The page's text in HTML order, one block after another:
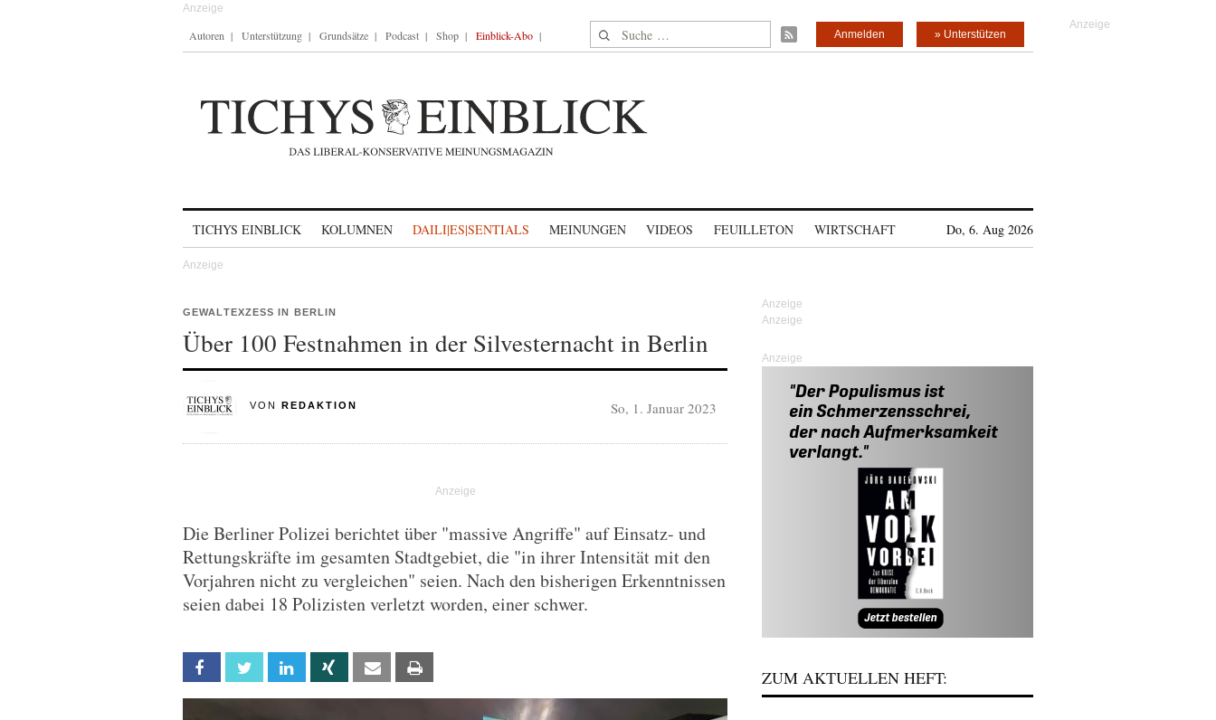
Autoren Unterstützung Grundsätze Podcast Shop Einblick-Abo Suche nach: » Unterstützen
Anmelden
TICHYS EINBLICK KOLUMNEN DAILI|ES|SENTIALS MEINUNGEN VIDEOS FEUILLETON WIRTSCHAFT Do, 6. Aug 2026
GEWALTEXZESS IN BERLIN
Über 100 Festnahmen in der Silvesternacht in Berlin
VON REDAKTION So, 1. Januar 2023
Die Berliner Polizei berichtet über "massive Angriffe" auf Einsatz- und
Rettungskräfte im gesamten Stadtgebiet, die "in ihrer Intensität mit den
Vorjahren nicht zu vergleichen" seien. Nach den bisherigen Erkenntnissen
seien dabei 18 Polizisten verletzt worden, einer schwer.
Facebook Twitter Linkedin Xing Email
Anzeige
ZUM AKTUELLEN HEFT: